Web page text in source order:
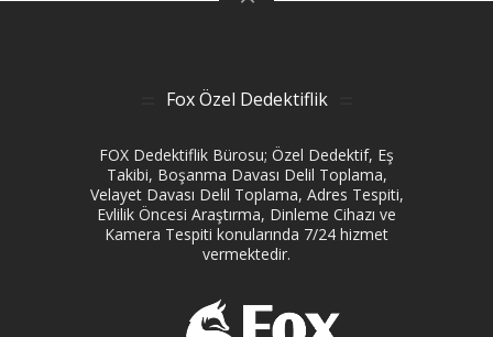
Fox Özel Dedektiflik
FOX Dedektiflik Bürosu; Özel Dedektif, Eş
Takibi, Boşanma Davası Delil Toplama,
Velayet Davası Delil Toplama, Adres Tespiti,
Evlilik Öncesi Araştırma, Dinleme Cihazı ve
Kamera Tespiti konularında 7/24 hizmet
vermektedir.